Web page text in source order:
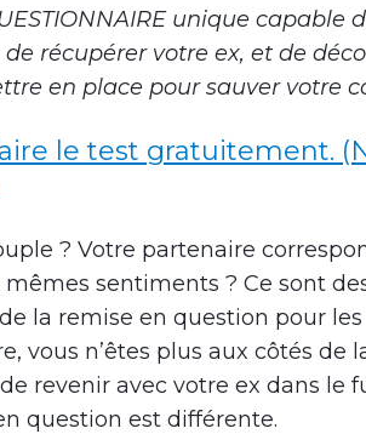
unique capable
récupérer votre ex, et de
en place pour sauver votre
le test gratuitement.
? Votre partenaire
sentiments ? Ce sont
la remise en question pour les
vous n’êtes plus aux côtés de
revenir avec votre ex dans le
question est différente.